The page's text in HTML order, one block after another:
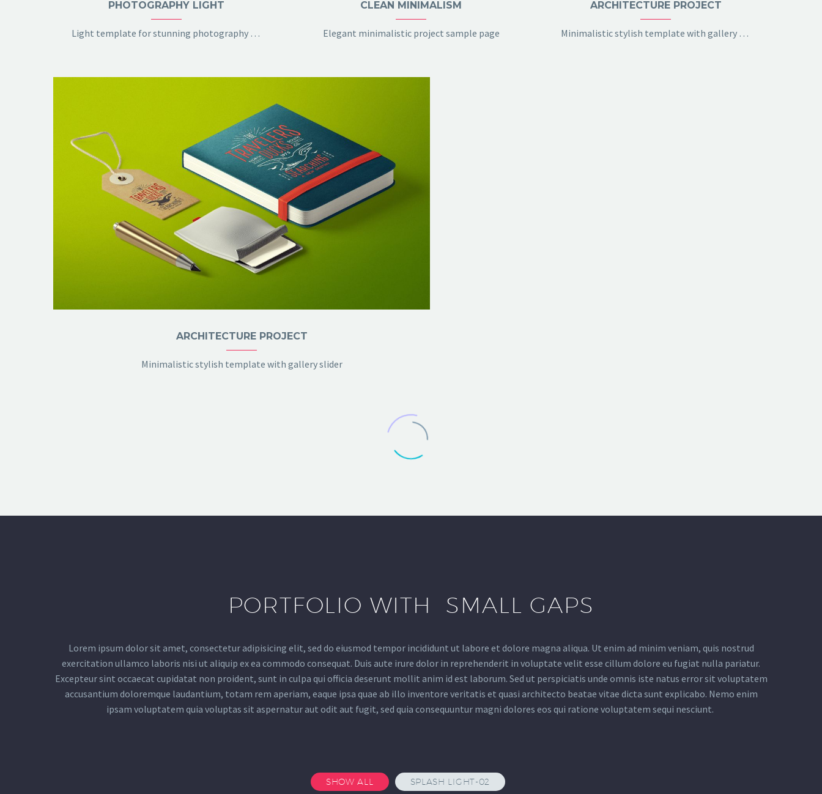
PHOTOGRAPHY LIGHT
Light template for stunning photography portfolio page
CLEAN MINIMALISM
Elegant minimalistic project sample page
ARCHITECTURE PROJECT
Minimalistic stylish template with gallery slider
ARCHITECTURE PROJECT
Minimalistic stylish template with gallery slider
PORTFOLIO WITH SMALL GAPS
Lorem ipsum dolor sit amet, consectetur adipisicing elit, sed do eiusmod tempor incididunt ut labore et dolore magna aliqua. Ut enim ad minim veniam, quis nostrud
exercitation ullamco laboris nisi ut aliquip ex ea commodo consequat. Duis aute irure dolor in reprehenderit in voluptate velit esse cillum dolore eu fugiat nulla pariatur.
Excepteur sint occaecat cupidatat non proident, sunt in culpa qui officia deserunt mollit anim id est laborum. Sed ut perspiciatis unde omnis iste natus error sit voluptatem
accusantium doloremque laudantium, totam rem aperiam, eaque ipsa quae ab illo inventore veritatis et quasi architecto beatae vitae dicta sunt explicabo. Nemo enim
ipsam voluptatem quia voluptas sit aspernatur aut odit aut fugit, sed quia consequuntur magni dolores eos qui ratione voluptatem sequi nesciunt.
SHOW ALL SPLASH LIGHT-02